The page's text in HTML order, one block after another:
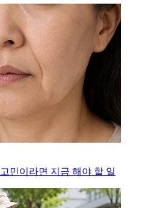
민이라면 지금 해야 할 일